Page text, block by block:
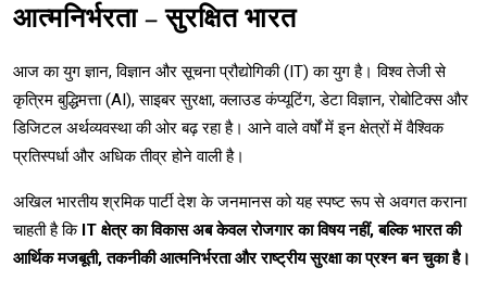
आत्मनिर्भरता – सुरक्षित भारत
आज का युग ज्ञान, विज्ञान और सूचना प्रौद्योगिकी (IT) का युग है। विश्व तेजी से
कृत्रिम बुद्धिमत्ता (AI), साइबर सुरक्षा, क्लाउड कंप्यूटिंग, डेटा विज्ञान, रोबोटिक्स और
डिजिटल अर्थव्यवस्था की ओर बढ़ रहा है। आने वाले वर्षों में इन क्षेत्रों में वैश्विक
प्रतिस्पर्धा और अधिक तीव्र होने वाली है।
अखिल भारतीय श्रमिक पार्टी देश के जनमानस को यह स्पष्ट रूप से अवगत कराना
चाहती है कि IT क्षेत्र का विकास अब केवल रोजगार का विषय नहीं, बल्कि भारत की
आर्थिक मजबूती, तकनीकी आत्मनिर्भरता और राष्ट्रीय सुरक्षा का प्रश्न बन चुका है।